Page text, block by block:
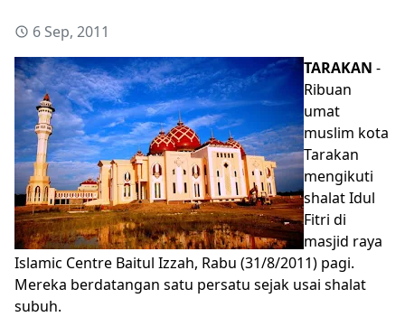
6 Sep, 2011
TARAKAN -
Ribuan
umat
muslim kota
Tarakan
mengikuti
shalat Idul
Fitri di
masjid raya
Islamic Centre Baitul Izzah, Rabu (31/8/2011) pagi.
Mereka berdatangan satu persatu sejak usai shalat
subuh.